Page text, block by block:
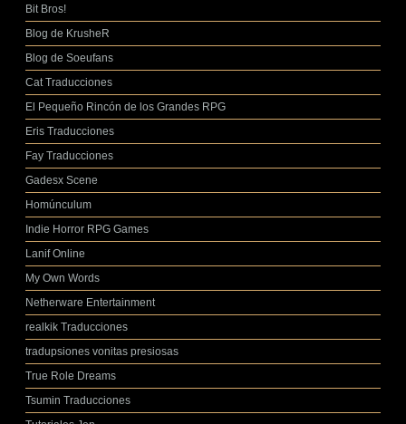
Bit Bros!
Blog de KrusheR
Blog de Soeufans
Cat Traducciones
El Pequeño Rincón de los Grandes RPG
Eris Traducciones
Fay Traducciones
Gadesx Scene
Homúnculum
Indie Horror RPG Games
Lanif Online
My Own Words
Netherware Entertainment
realkik Traducciones
tradupsiones vonitas presiosas
True Role Dreams
Tsumin Traducciones